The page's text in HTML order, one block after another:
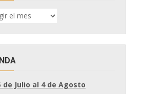
de Julio al 4 de Agosto